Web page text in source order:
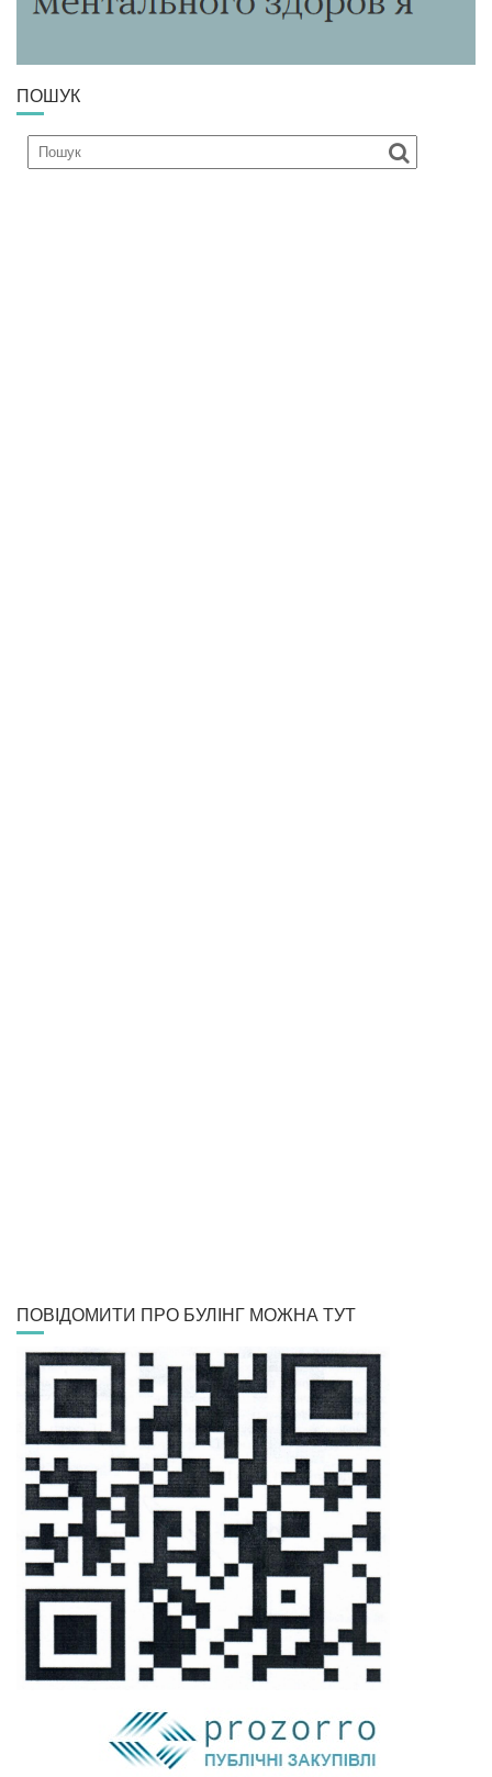
ПОШУК
ПОВІДОМИТИ ПРО БУЛІНГ МОЖНА ТУТ